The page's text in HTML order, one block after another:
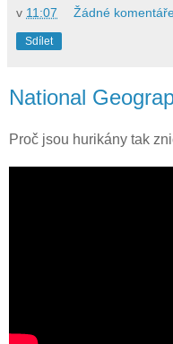
v 11:07 Žádné
Sdílet
National
Proč jsou hurikány tak